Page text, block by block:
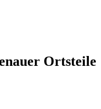
Ortsteile